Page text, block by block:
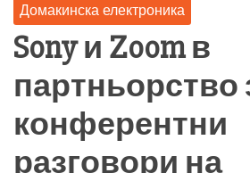
Домакинска електроника
Sony и Zoom в
партньорство
конферентни
разговори на